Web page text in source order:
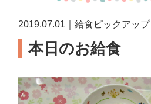
2019.07.01｜給食ピックアップ
本日のお給食